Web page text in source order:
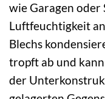
wie Garagen oder
Luftfeuchtigkeit
Blechs
tropft ab und
der